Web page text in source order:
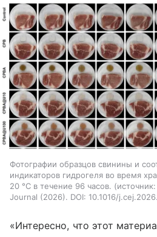
Фотографии образцов свинины и
индикаторов гидрогеля во время
20 °C в течение 96 часов.
источник:
Journal (2026). DOI: 10.1016/
«Интересно, что этот